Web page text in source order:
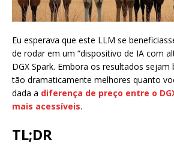
Eu esperava que este LLM se
de rodar em um “dispositivo de IA com
DGX Spark. Embora os resultados
tão dramaticamente melhores quanto
dada a diferença de preço entre o
mais acessíveis.
TL;DR